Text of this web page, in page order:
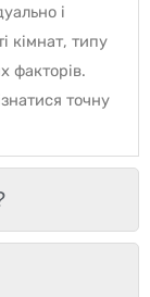
і
кімнат, типу
факторів.
точну